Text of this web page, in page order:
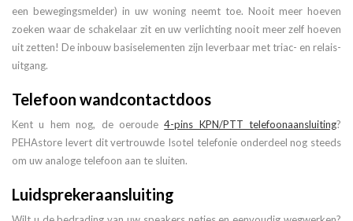
een bewegingsmelder) in uw woning neemt toe. Nooit meer hoeven
zoeken waar de schakelaar zit en uw verlichting nooit meer zelf hoeven
uit zetten! De inbouw basiselementen zijn leverbaar met triac- en relais-
uitgang.
Telefoon wandcontactdoos
Kent u hem nog, de oeroude4-pins KPN/PTT telefoonaansluiting?
PEHAstore levert dit vertrouwde Isotel telefonie onderdeel nog steeds
om uw analoge telefoon aan te sluiten.
Luidsprekeraansluiting